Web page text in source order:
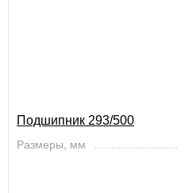
Подшипник 293/500
Размеры, мм